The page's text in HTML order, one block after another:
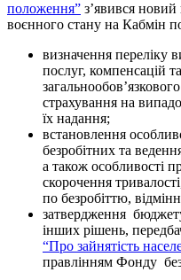
положення” з’явився
воєнного стану на Кабмін
визначення переліку
послуг, компенсацій
страхування на
їх надання;
встановлення
безробітних та
а також особливості
скорочення
по безробіттю,
затвердження
інших рішень,
“Про зайнятість
правлінням Фонду